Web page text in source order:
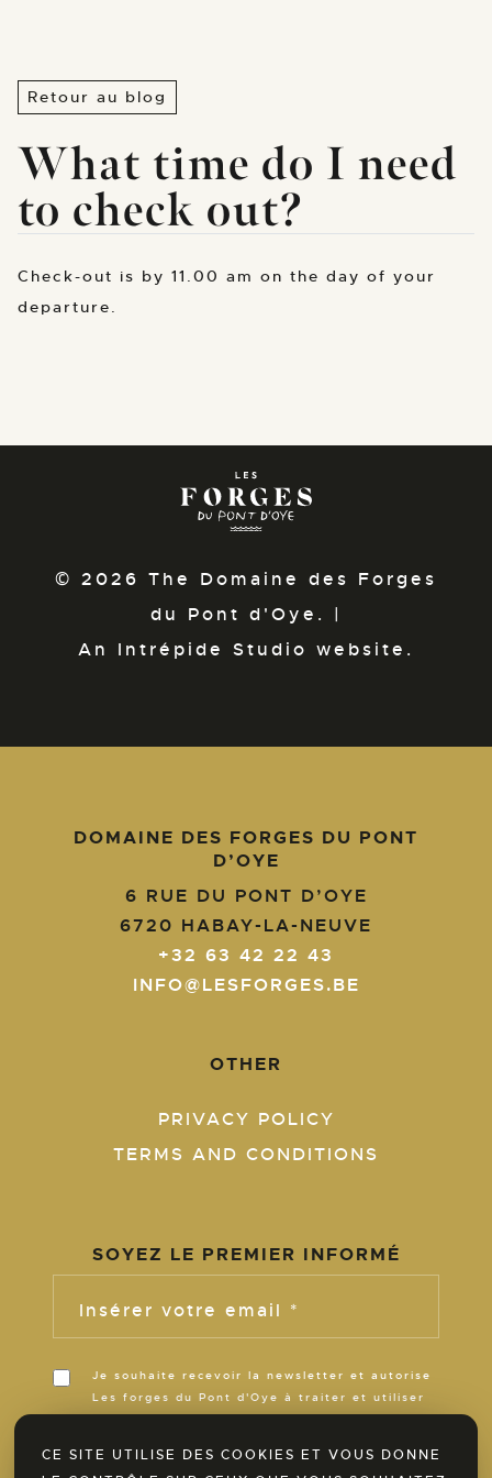
Retour au blog
What time do I need
to check out?
Check-out is by 11.00 am on the day of your
departure.
© 2026 The Domaine des Forges
du Pont d'Oye. |
An Intrépide Studio website.
DOMAINE DES FORGES DU PONT
D’OYE
6 RUE DU PONT D’OYE
6720 HABAY-LA-NEUVE
+32 63 42 22 43
INFO@LESFORGES.BE
OTHER
PRIVACY POLICY
TERMS AND CONDITIONS
SOYEZ LE PREMIER INFORMÉ
Insérer votre email *
Je souhaite recevoir la newsletter et autorise
Les forges du Pont d'Oye à traiter et utiliser
ces informations pour m’informer de son
CE SITE UTILISE DES COOKIES ET VOUS DONNE